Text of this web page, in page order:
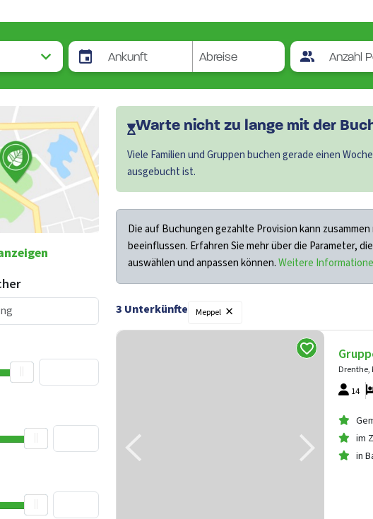
Warte nicht zu lange mit der
Viele Familien und Gruppen buchen gerade einen
ausgebucht ist.
Die auf Buchungen gezahlte Provision kann
beeinflussen. Erfahren Sie mehr über die Parameter,
auswählen und anpassen können.Weitere
3 Unterkünfte Meppel ×
Drenthe,
14
im
in